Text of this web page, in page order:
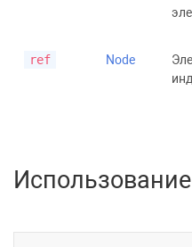
ref Node
Использование